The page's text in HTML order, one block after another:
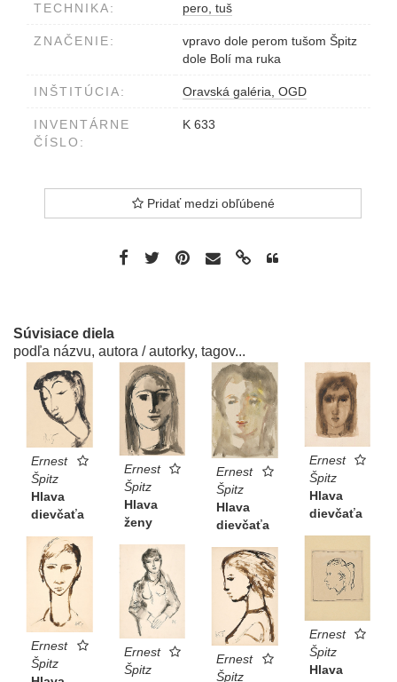
TECHNIKA: pero, tuš
ZNAČENIE:
vpravo dole perom tušom Špitz
dole Bolí ma ruka
INŠTITÚCIA: Oravská galéria, OGD
INVENTÁRNE
ČÍSLO:
K 633
Pridať medzi obľúbené
Súvisiace diela
podľa názvu, autora / autorky, tagov...
Ernest
Špitz
Hlava
dievčaťa
Ernest
Špitz
Hlava
ženy
Ernest
Špitz
Hlava
dievčaťa
Ernest
Špitz
Hlava
dievčaťa
Ernest
Špitz
Hlava
Ernest
Špitz
Ernest
Špitz
Ernest
Špitz